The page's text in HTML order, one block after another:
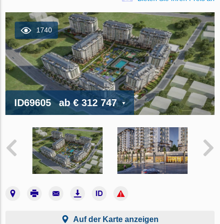
1740
ID69605 ab € 312 747
Auf der Karte anzeigen